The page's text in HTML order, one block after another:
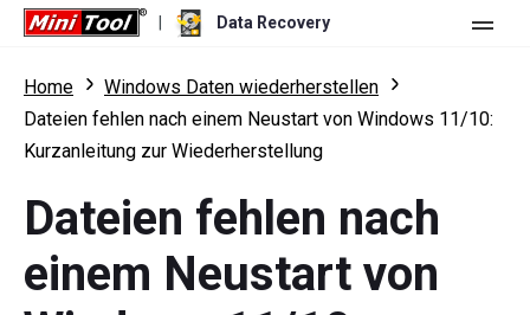
Data Recovery
Shop
Für Persönlich
Data Recovery Pro
Data Recovery Bootable
Funktionen
Was ist neu
Ressource
Home
Windows Daten wiederherstellen
Dateien fehlen nach einem Neustart von Windows 11/10:
Kurzanleitung zur Wiederherstellung
Dateien fehlen nach
einem Neustart von